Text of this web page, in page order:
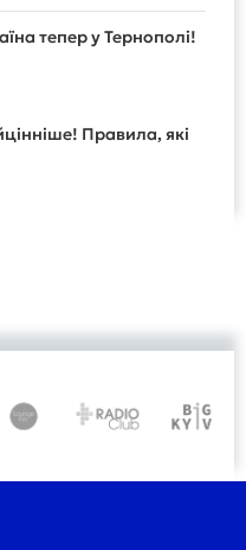
тепер у Тернополі!
Правила, які